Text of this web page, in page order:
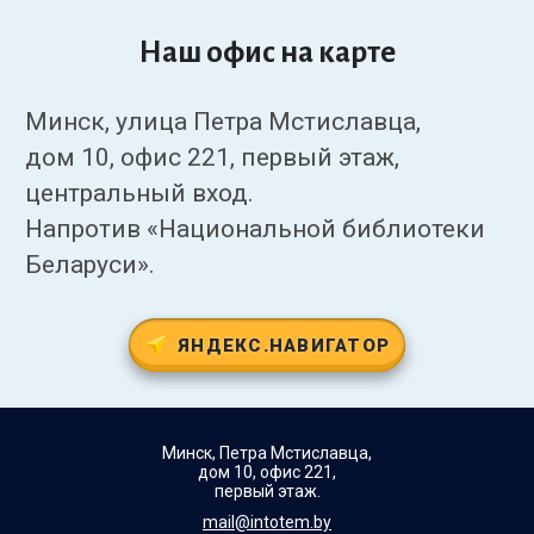
Наш офис на карте
Минск, улица Петра Мстиславца,
дом 10, офис 221, первый этаж,
центральный вход.
Напротив «Национальной библиотеки
Беларуси».
ЯНДЕКС.НАВИГАТОР
Минск, Петра Мстиславца,
дом 10, офис 221,
первый этаж.
mail@intotem.by